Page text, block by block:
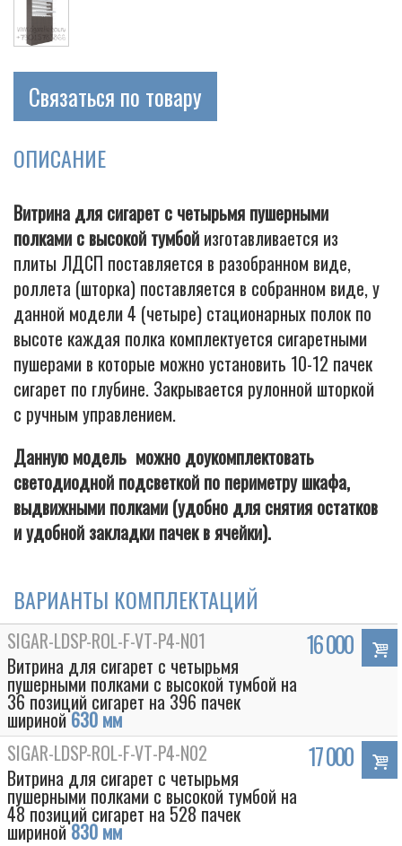
Связаться по товару
ОПИСАНИЕ
Витрина для сигарет с четырьмя пушерными
полками с высокой тумбой изготавливается из
плиты ЛДСП поставляется в разобранном виде,
роллета (шторка) поставляется в собранном виде, у
данной модели 4 (четыре) стационарных полок по
высоте каждая полка комплектуется сигаретными
пушерами в которые можно установить 10-12 пачек
сигарет по глубине. Закрывается рулонной шторкой
с ручным управлением.
Данную модель можно доукомплектовать
светодиодной подсветкой по периметру шкафа,
выдвижными полками (удобно для снятия остатков
и удобной закладки пачек в ячейки).
ВАРИАНТЫ КОМПЛЕКТАЦИЙ
SIGAR-LDSP-ROL-F-VT-P4-N01
Витрина для сигарет с четырьмя
пушерными полками с высокой тумбой на
36 позиций сигарет на 396 пачек
шириной630 мм
16 000
SIGAR-LDSP-ROL-F-VT-P4-N02
Витрина для сигарет с четырьмя
пушерными полками с высокой тумбой на
48 позиций сигарет на 528 пачек
шириной830 мм
17 000